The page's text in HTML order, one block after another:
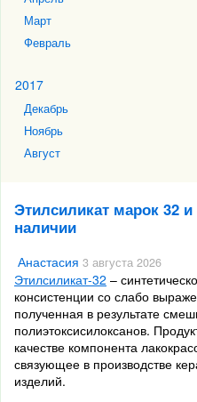
Март
Февраль
2017
Декабрь
Ноябрь
Август
Этилсиликат марок 32
наличии
Анастасия 3 августа 2026
Этилсиликат-32 –
консистенции со слабо
полученная в результате
полиэтоксисилоксанов.
качестве компонента
связующее в производстве
изделий.